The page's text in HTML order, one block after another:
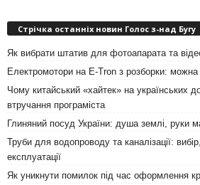
Стрічка останніх новин Голос з-над Бугу
Як вибрати штатив для фотоапарата та
Електромотори на E-Tron з розборки: можна
Чому китайський «хайтек» на українських
втручання програміста
Глиняний посуд України: душа землі, руки
Труби для водопроводу та каналізації:
експлуатації
Як уникнути помилок під час оформлення